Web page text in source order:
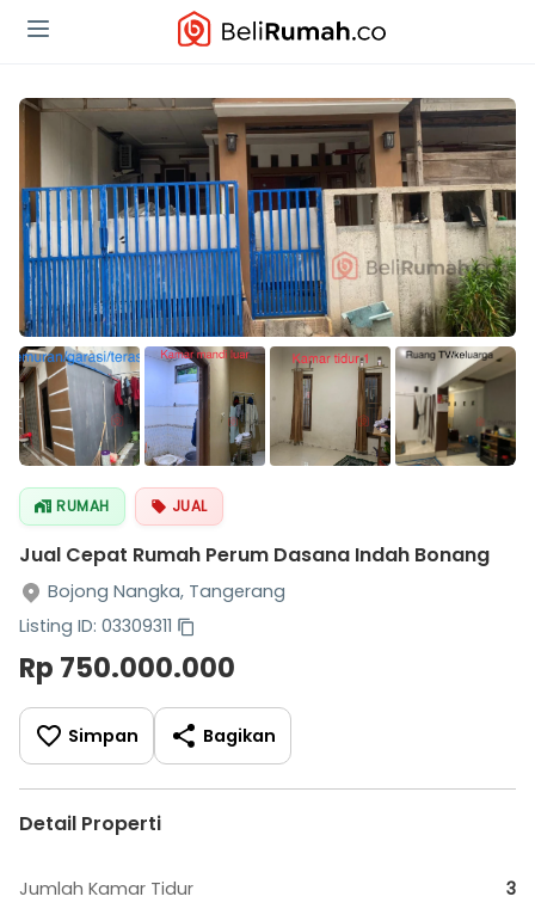
RUMAH JUAL
Jual Cepat Rumah Perum Dasana Indah Bonang
Bojong Nangka, Tangerang
Listing ID: 03309311
Rp 750.000.000
Simpan Bagikan
Detail Properti
Jumlah Kamar Tidur 3